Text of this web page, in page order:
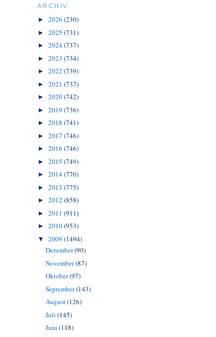
ARCHIV
► 2026 (230)
► 2025 (731)
► 2024(737)
► 2023 (734)
► 2022 (739)
► 2021 (737)
► 2020(742)
► 2019 (736)
► 2018 (741)
► 2017 (746)
► 2016 (746)
► 2015 (749)
► 2014(770)
► 2013 (775)
► 2012 (858)
► 2011 (911)
► 2010(953)
▼ 2009 (1494)
Dezember(90)
November(87)
Oktober(97)
September(143)
August(126)
Juli (145)
Juni (118)